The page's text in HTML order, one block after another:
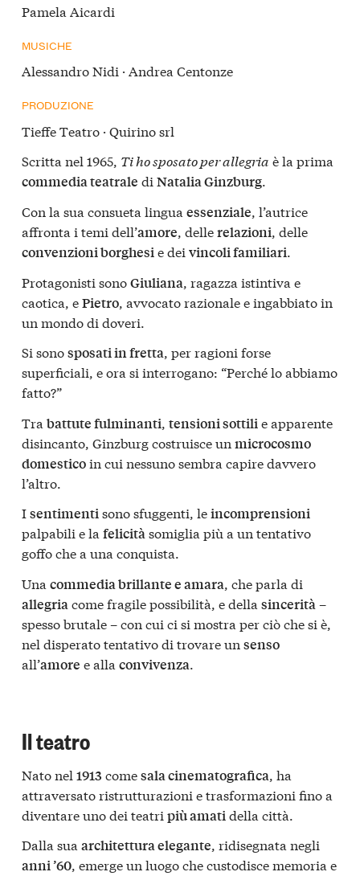
Pamela Aicardi
MUSICHE
Alessandro Nidi · Andrea Centonze
PRODUZIONE
Tieffe Teatro · Quirino srl
Scritta nel 1965, Ti ho sposato per allegria è la prima
commedia teatrale di Natalia Ginzburg.
Con la sua consueta lingua essenziale, l’autrice
affronta i temi dell’amore, dellerelazioni, delle
convenzioni borghesie dei vincoli familiari.
Protagonisti sonoGiuliana , ragazza istintiva e
caotica, ePietro , avvocato razionale e ingabbiato in
un mondo di doveri.
Si sonosposati in fretta, per ragioni forse
superficiali, e ora si interrogano: “Perché lo abbiamo
fatto?”
Tra battute fulminanti, tensioni sottilie apparente
disincanto, Ginzburg costruisce un microcosmo
domesticoin cui nessuno sembra capire davvero
l’altro.
Isentimentisono sfuggenti, leincomprensioni
palpabili e la felicitàsomiglia più a un tentativo
goffo che a una conquista.
Una commedia brillante e amara, che parla di
allegriacome fragile possibilità, e della sincerità–
spesso brutale – con cui ci si mostra per ciò che si è,
nel disperato tentativo di trovare un senso
all’amore e alla convivenza.
Il teatro
Nato nel 1913 comesala cinematografica, ha
attraversato ristrutturazioni e trasformazioni fino a
diventare uno dei teatri più amatidella città.
Dalla sua architettura elegante, ridisegnata negli
anni ’60, emerge un luogo che custodisce memoria e